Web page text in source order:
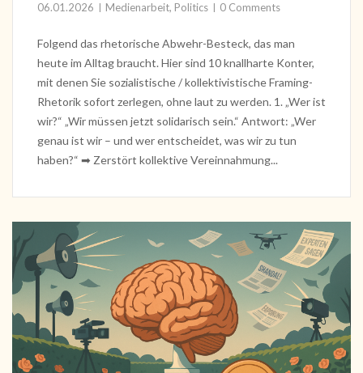
06.01.2026 Medienarbeit, Politics 0 Comments
Folgend das rhetorische Abwehr-Besteck, das man
heute im Alltag braucht. Hier sind 10 knallharte Konter,
mit denen Sie sozialistische / kollektivistische Framing-
Rhetorik sofort zerlegen, ohne laut zu werden. 1. „Wer ist
wir?“ „Wir müssen jetzt solidarisch sein.“ Antwort: „Wer
genau ist wir – und wer entscheidet, was wir zu tun
haben?“ ➡ Zerstört kollektive Vereinnahmung...